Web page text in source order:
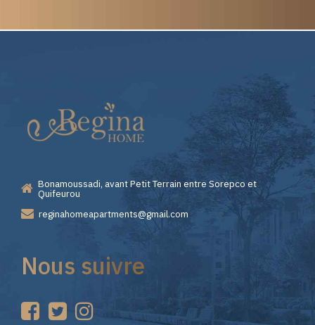
Casino
—
Premiers
Pas
sur
Choisir
Lizaro
Casino
pour
vos
Bonamoussadi, avant Petit Terrain entre Sorepco et
Quifeurou
reginahomeapartments@gmail.com
Nous suivre